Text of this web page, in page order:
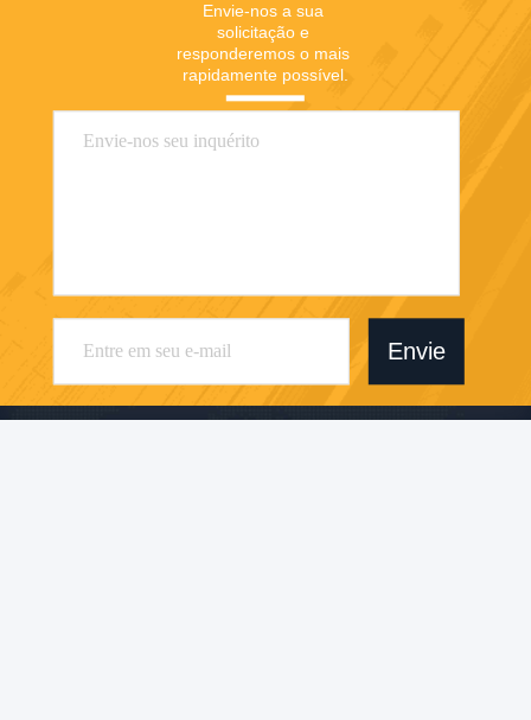
Envie-nos a sua
solicitação e
responderemos o mais
rapidamente possível.
Envie